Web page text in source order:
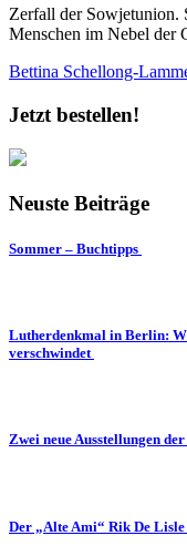
Zerfall der Sowjetunion.
Menschen im Nebel der
Bettina Schellong-
Jetzt bestellen!
Neuste Beiträge
Sommer – Buchtipps
Lutherdenkmal in Berlin:
verschwindet
Zwei neue Ausstellungen
Der „Alte Ami“ Rik De Lisle